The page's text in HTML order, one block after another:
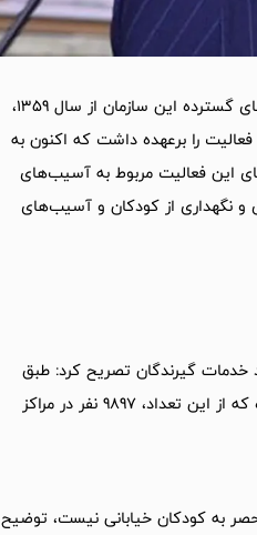
به گزارش پارسینه سید جواد حسینی در گفت‌وگو با ایسنا، با اشاره به فعالیت‌های گسترده این سازمان از سال 1359،
اظهار کرد: سازمان بهزیستی در ابتدای شروع فعالیت خود در سال 1359 حدود 8 فعالیت را برعهده داشت که اکنون به
این فعالیت مربوط به آسیب‌های
و نگهداری از کودکان و آسیب‌های
درباره تعداد خدمات گیرندگان تصریح کرد: طبق
آمار سال 1403، حدود 12 هزار و 663 پرونده فعال در حوزه کودکان کار ثبت شده که از این تعداد، 9897 نفر در مراکز
به کودکان خیابانی نیست، توضیح